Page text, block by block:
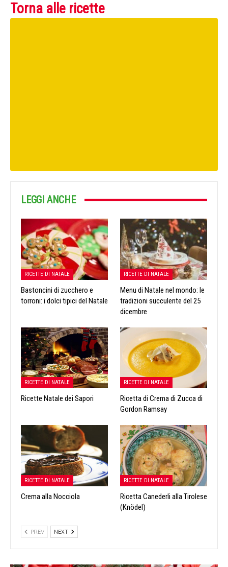
Torna alle ricette
LEGGI ANCHE
RICETTE DI NATALE
Bastoncini di zucchero e
torroni: i dolci tipici del Natale
RICETTE DI NATALE
Menu di Natale nel mondo: le
tradizioni succulente del 25
dicembre
RICETTE DI NATALE
Ricette Natale dei Sapori
RICETTE DI NATALE
Ricetta di Crema di Zucca di
Gordon Ramsay
RICETTE DI NATALE
Crema alla Nocciola
RICETTE DI NATALE
Ricetta Canederli alla Tirolese
(Knödel)
PREV NEXT